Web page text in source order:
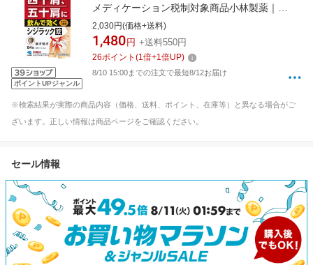
ポイントUPジャンル
メディケーション税制対象商品小林製薬｜
Kobayashi
2,030円(価格+送料)
1,480 円 +送料550円
26ポイント (1倍+1倍UP)
8/10 15:00までの注文で最短8/12お届け
※検索結果が実際の商品内容（価格、送料、ポイント、在庫等）と異なる場合がご
ざいます。正しい情報は商品ページをご確認ください。
セール情報